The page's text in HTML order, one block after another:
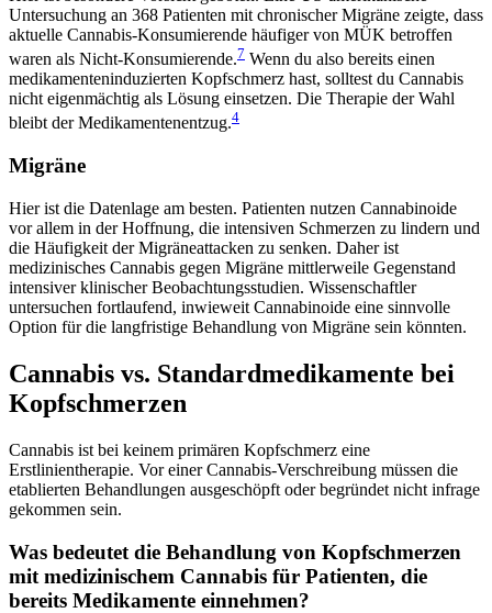
Untersuchung an 368 Patienten mit chronischer Migräne zeigte, dass
aktuelle Cannabis-Konsumierende häufiger von MÜK betroffen
waren als Nicht-Konsumierende.7 Wenn du also bereits einen
medikamenteninduzierten Kopfschmerz hast, solltest du Cannabis
nicht eigenmächtig als Lösung einsetzen. Die Therapie der Wahl
bleibt der Medikamentenentzug.4
Migräne
Hier ist die Datenlage am besten. Patienten nutzen Cannabinoide
vor allem in der Hoffnung, die intensiven Schmerzen zu lindern und
die Häufigkeit der Migräneattacken zu senken. Daher ist
medizinisches Cannabis gegen Migräne mittlerweile Gegenstand
intensiver klinischer Beobachtungsstudien. Wissenschaftler
untersuchen fortlaufend, inwieweit Cannabinoide eine sinnvolle
Option für die langfristige Behandlung von Migräne sein könnten.
Cannabis vs. Standardmedikamente bei
Kopfschmerzen
Cannabis ist bei keinem primären Kopfschmerz eine
Erstlinientherapie. Vor einer Cannabis-Verschreibung müssen die
etablierten Behandlungen ausgeschöpft oder begründet nicht infrage
gekommen sein.
Was bedeutet die Behandlung von Kopfschmerzen
mit medizinischem Cannabis für Patienten, die
bereits Medikamente einnehmen?